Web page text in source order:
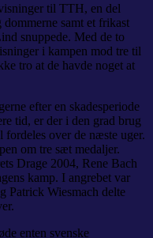
til TTH, en del
samt et frikast
snuppede. Med de to
i kampen mod tre til
tro at de havde noget at
efter en skadesperiode
tid, er der i den grad brug
over de næste uger.
om tre sæt medaljer.
Drage 2004, Rene Bach
kamp. I angrebet var
Patrick Wiesmach delte
enten svenske